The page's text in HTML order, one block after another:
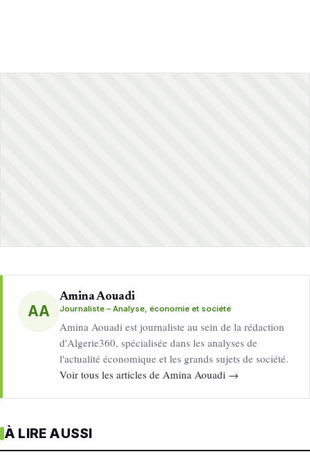
AA
Amina Aouadi
Journaliste – Analyse, économie et société
Amina Aouadi est journaliste au sein de la rédaction
d'Algerie360, spécialisée dans les analyses de
l'actualité économique et les grands sujets de société.
Voir tous les articles de Amina Aouadi →
À LIRE AUSSI